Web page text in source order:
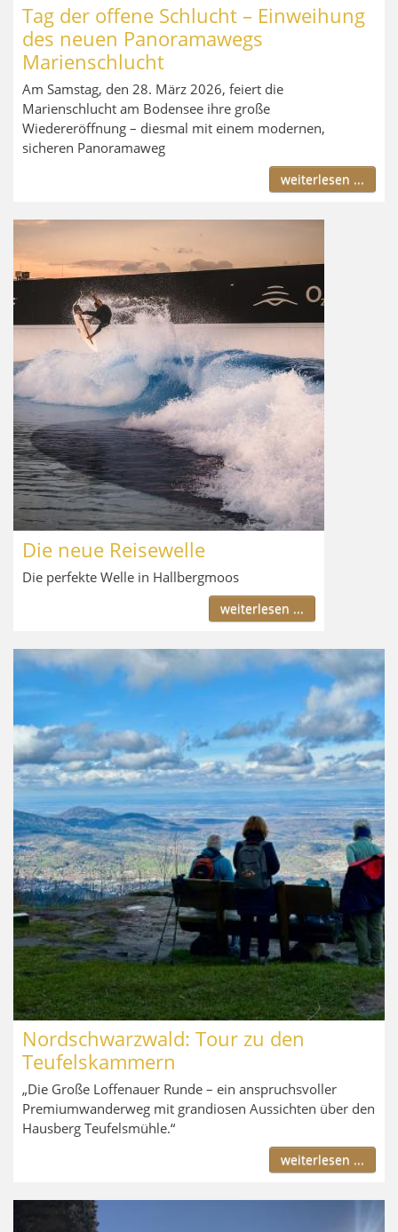
Tag der offene Schlucht – Einweihung
des neuen Panoramawegs
Marienschlucht
Am Samstag, den 28. März 2026, feiert die
Marienschlucht am Bodensee ihre große
Wiedereröffnung – diesmal mit einem modernen,
sicheren Panoramaweg
weiterlesen ...
Die neue Reisewelle
Die perfekte Welle in Hallbergmoos
weiterlesen ...
Nordschwarzwald: Tour zu den
Teufelskammern
„Die Große Loffenauer Runde – ein anspruchsvoller
Premiumwanderweg mit grandiosen Aussichten über den
Hausberg Teufelsmühle.“
weiterlesen ...